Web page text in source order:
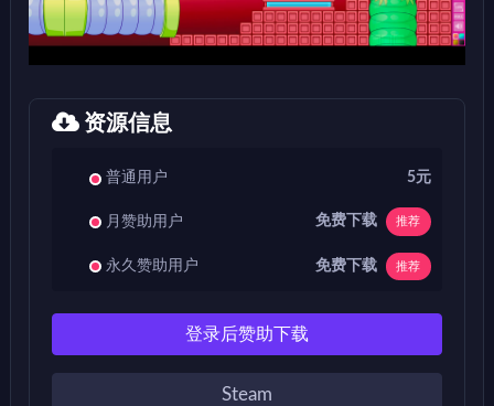
资源信息
普通用户 5元
月赞助用户 免费下载 推荐
永久赞助用户 免费下载 推荐
登录后赞助下载
Steam